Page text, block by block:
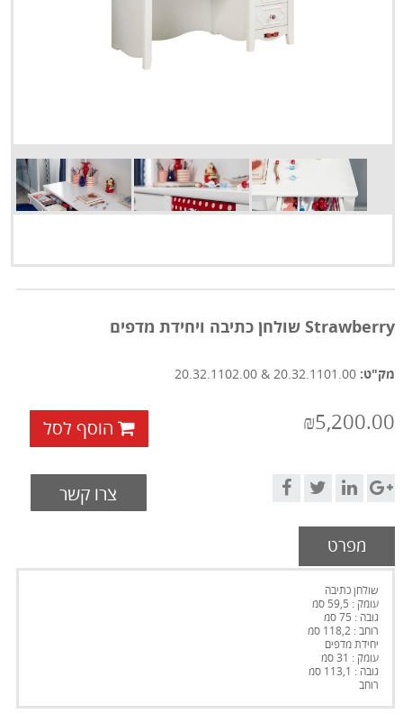
Strawberry שולחן כתיבה ויחידת מדפים
מק"ט:
₪5,200.00 הוסף לסל
צרו קשר
מפרט
שולחן כתיבה
עומק : 59,5 סמ
גובה : 75 סמ
רוחב : 118,2 סמ
יחידת מדפים
עומק : 31 סמ
גובה : 113,1 סמ
רוחב